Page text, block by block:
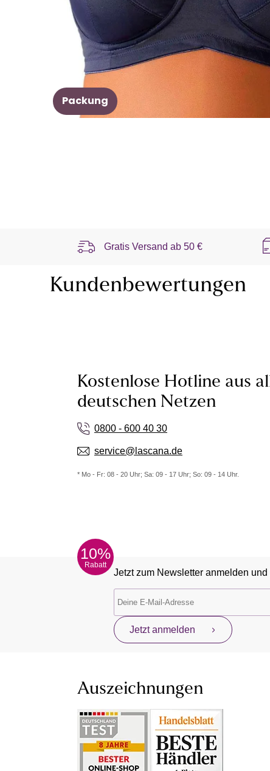
Packung
Gratis Versand ab 50 €
Kundenbewertungen
Kostenlose Hotline aus
deutschen Netzen
0800 - 600 40 30
service@lascana.de
* Mo - Fr: 08 - 20 Uhr; Sa: 09 - 17 Uhr; So: 09 - 14 Uhr.
10%
Rabatt
Jetzt zum Newsletter anmelden
Jetzt anmelden
Auszeichnungen